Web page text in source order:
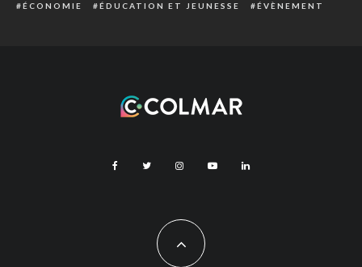
ÉCONOMIE
ÉDUCATION ET JEUNESSE ÉVÈNEMENT